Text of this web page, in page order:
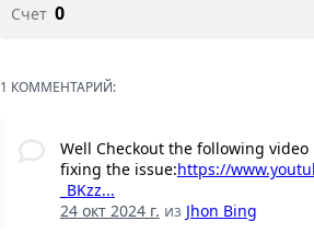
Счет 0
1 КОММЕНТАРИЙ:
Well Checkout the following
fixing the issue:https://
_BKzz...
24 окт 2024 г. из Jhon Bing